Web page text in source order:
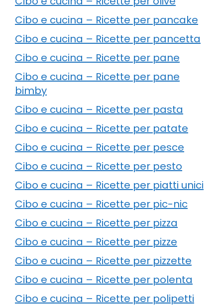
Cibo e cucina – Ricette per pancake
Cibo e cucina – Ricette per pancetta
Cibo e cucina – Ricette per pane
Cibo e cucina – Ricette per pane
bimby
Cibo e cucina – Ricette per pasta
Cibo e cucina – Ricette per patate
Cibo e cucina – Ricette per pesce
Cibo e cucina – Ricette per pesto
Cibo e cucina – Ricette per piatti unici
Cibo e cucina – Ricette per pic-nic
Cibo e cucina – Ricette per pizza
Cibo e cucina – Ricette per pizze
Cibo e cucina – Ricette per pizzette
Cibo e cucina – Ricette per polenta
Cibo e cucina – Ricette per polipetti